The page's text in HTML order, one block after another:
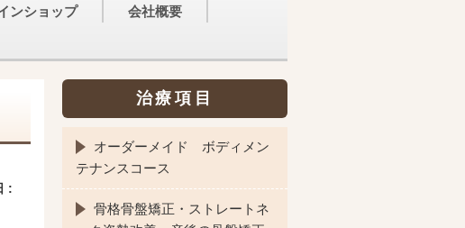
ンショップ
会社概要
:
治療項目
オーダーメイド ボディメン
テナンスコース
骨格骨盤矯正・ストレートネ